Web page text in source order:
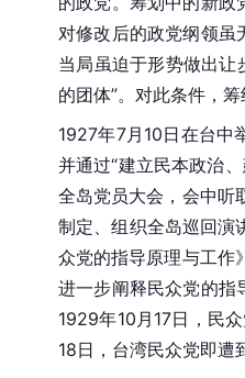
对修改后的政党纲领虽
当局虽迫于形势做出让
的团体”。对此条件，
1927年7月10日在台中
并通过“建立民本政治
全岛党员大会，会中听
制定、组织全岛巡回演
众党的指导原理与工作
进一步阐释民众党的指
1929年10月17日，民
18日，台湾民众党即遭